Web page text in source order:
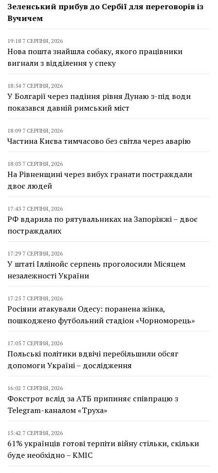
Зеленський прибув до Сербії для переговорів із
Вучичем
19:18 7 СЕРПНЯ, 2026
Нова пошта знайшла собаку, якого працівники
вигнали з відділення у спеку
18:54 7 СЕРПНЯ, 2026
У Болгарії через падіння рівня Дунаю з-під води
показався давній римський міст
18:09 7 СЕРПНЯ, 2026
Частина Києва тимчасово без світла через аварію
18:03 7 СЕРПНЯ, 2026
На Рівненщині через вибух гранати постраждали
двоє людей
17:43 7 СЕРПНЯ, 2026
РФ вдарила по рятувальниках на Запоріжжі – двоє
постраждалих
17:29 7 СЕРПНЯ, 2026
У штаті Іллінойс серпень проголосили Місяцем
незалежності України
17:25 7 СЕРПНЯ, 2026
Росіяни атакували Одесу: поранена жінка,
пошкоджено футбольний стадіон «Чорноморець»
17:05 7 СЕРПНЯ, 2026
Польські політики вдвічі перебільшили обсяг
допомоги Україні – дослідження
16:02 7 СЕРПНЯ, 2026
Фокстрот вслід за АТБ припиняє співпрацю з
Telegram-каналом «Труха»
15:42 7 СЕРПНЯ, 2026
61% українців готові терпіти війну стільки, скільки
буде необхідно – КМІС